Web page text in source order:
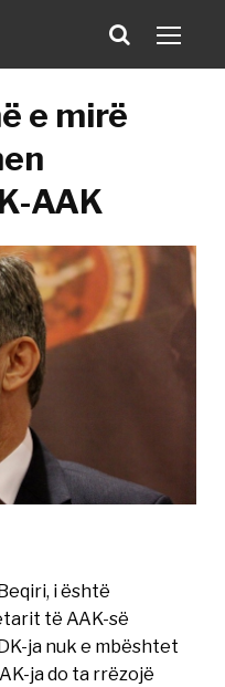
e mirë
AAK
i është
të AAK-së
ja nuk e mbështet
ja do ta rrëzojë